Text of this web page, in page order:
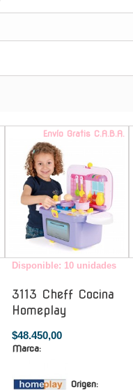
Envío Gratis C.A.B.A.
Disponible: 10 unidades
3113 Cheff Cocina
Homeplay
$48.450,00
Marca:
Origen: